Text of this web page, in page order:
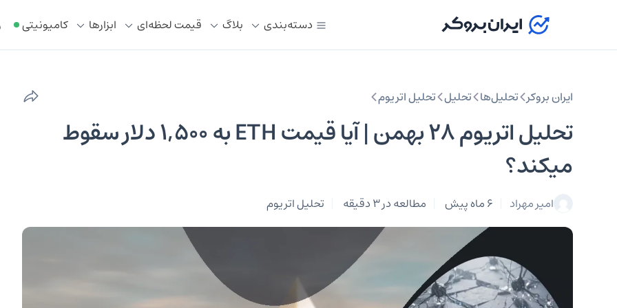
دسته‌بندی بلاگ قیمت لحظه‌ای ابزار‌ها کامیونیتی
ایران بروکر تحلیل‌ها تحلیل‌ تحلیل اتریوم
تحلیل اتریوم ۲۸ بهمن | آیا قیمت ETH به ۱,۵۰۰ دلار سقوط
میکند؟
امیر مهراد 6 ماه پیش مطالعه در 3 دقیقه تحلیل اتریوم